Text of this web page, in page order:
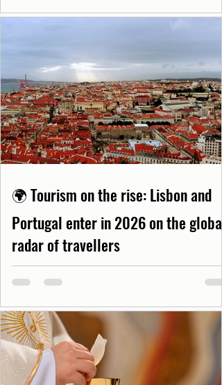
🌍 Tourism on the rise: Lisbon and
Portugal enter in 2026 on the global
radar of travellers